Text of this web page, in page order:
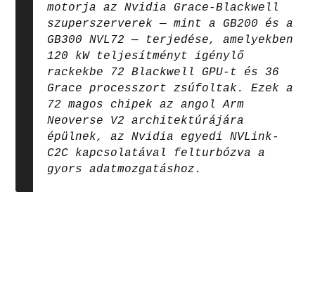
motorja az Nvidia Grace-Blackwell
szuperszerverek — mint a GB200 és a
GB300 NVL72 — terjedése, amelyekben
120 kW teljesítményt igénylő
rackekbe 72 Blackwell GPU-t és 36
Grace processzort zsúfoltak. Ezek a
72 magos chipek az angol Arm
Neoverse V2 architektúrájára
épülnek, az Nvidia egyedi NVLink-
C2C kapcsolatával felturbózva a
gyors adatmozgatáshoz.